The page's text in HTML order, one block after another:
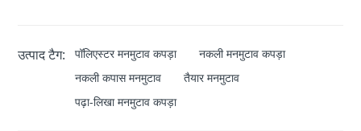
उत्पाद टैग: पॉलिएस्टर मनमुटाव कपड़ा
नकली मनमुटाव कपड़ा
नकली कपास मनमुटाव
तैयार मनमुटाव
पढ़ा-लिखा मनमुटाव कपड़ा